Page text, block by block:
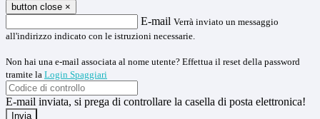
button close ×
E-mail Verrà inviato un messaggio
all'indirizzo indicato con le istruzioni necessarie.
Non hai una e-mail associata al nome utente? Effettua il reset della password
tramite la Login Spaggiari
E-mail inviata, si prega di controllare la casella di posta elettronica!